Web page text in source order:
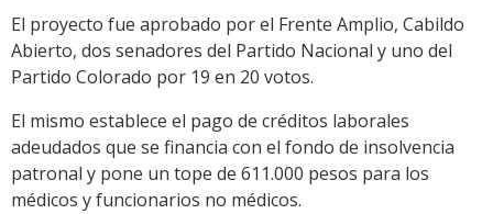
El proyecto fue aprobado por el Frente Amplio, Cabildo
Abierto, dos senadores del Partido Nacional y uno del
Partido Colorado por 19 en 20 votos.
El mismo establece el pago de créditos laborales
adeudados que se financia con el fondo de insolvencia
patronal y pone un tope de 611.000 pesos para los
médicos y funcionarios no médicos.